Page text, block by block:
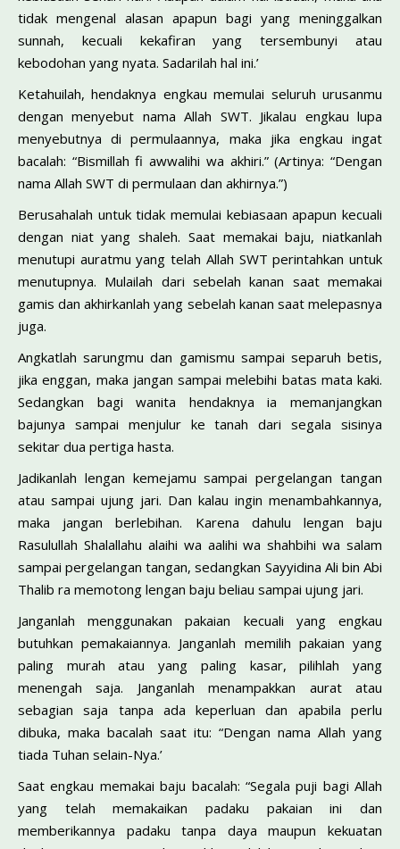
tidak mengenal alasan apapun bagi yang meninggalkan
sunnah, kecuali kekafiran yang tersembunyi atau
kebodohan yang nyata. Sadarilah hal ini.’
Ketahuilah, hendaknya engkau memulai seluruh urusanmu
dengan menyebut nama Allah SWT. Jikalau engkau lupa
menyebutnya di permulaannya, maka jika engkau ingat
bacalah: “Bismillah fi awwalihi wa akhiri.” (Artinya: “Dengan
nama Allah SWT di permulaan dan akhirnya.”)
Berusahalah untuk tidak memulai kebiasaan apapun kecuali
dengan niat yang shaleh. Saat memakai baju, niatkanlah
menutupi auratmu yang telah Allah SWT perintahkan untuk
menutupnya. Mulailah dari sebelah kanan saat memakai
gamis dan akhirkanlah yang sebelah kanan saat melepasnya
juga.
Angkatlah sarungmu dan gamismu sampai separuh betis,
jika enggan, maka jangan sampai melebihi batas mata kaki.
Sedangkan bagi wanita hendaknya ia memanjangkan
bajunya sampai menjulur ke tanah dari segala sisinya
sekitar dua pertiga hasta.
Jadikanlah lengan kemejamu sampai pergelangan tangan
atau sampai ujung jari. Dan kalau ingin menambahkannya,
maka jangan berlebihan. Karena dahulu lengan baju
Rasulullah Shalallahu alaihi wa aalihi wa shahbihi wa salam
sampai pergelangan tangan, sedangkan Sayyidina Ali bin Abi
Thalib ra memotong lengan baju beliau sampai ujung jari.
Janganlah menggunakan pakaian kecuali yang engkau
butuhkan pemakaiannya. Janganlah memilih pakaian yang
paling murah atau yang paling kasar, pilihlah yang
menengah saja. Janganlah menampakkan aurat atau
sebagian saja tanpa ada keperluan dan apabila perlu
dibuka, maka bacalah saat itu: “Dengan nama Allah yang
tiada Tuhan selain-Nya.’
Saat engkau memakai baju bacalah: “Segala puji bagi Allah
yang telah memakaikan padaku pakaian ini dan
memberikannya padaku tanpa daya maupun kekuatan